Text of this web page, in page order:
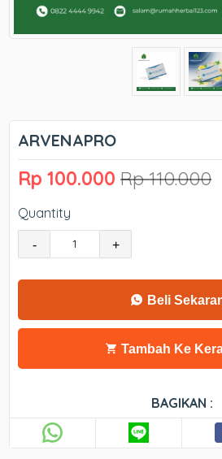
ARVENAPRO
Rp 100.000 Rp 110.000
Quantity
- +
Beli
Tambah Ke
BAGIKAN :